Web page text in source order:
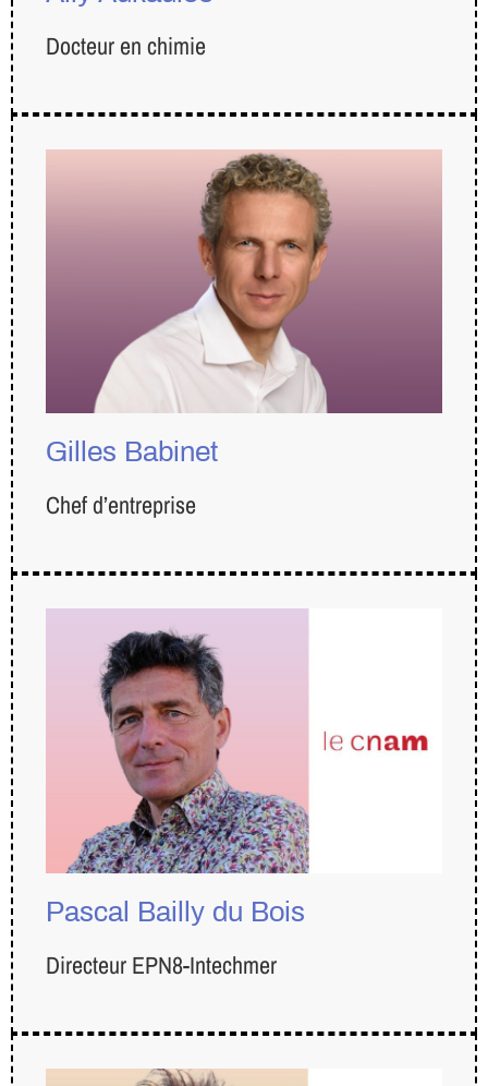
Docteur en chimie
Gilles Babinet
Chef d’entreprise
Pascal Bailly du Bois
Directeur EPN8-Intechmer